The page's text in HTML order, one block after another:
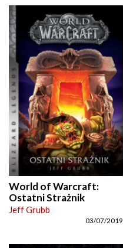
World of Warcraft:
Ostatni Strażnik
Jeff Grubb
03/07/2019